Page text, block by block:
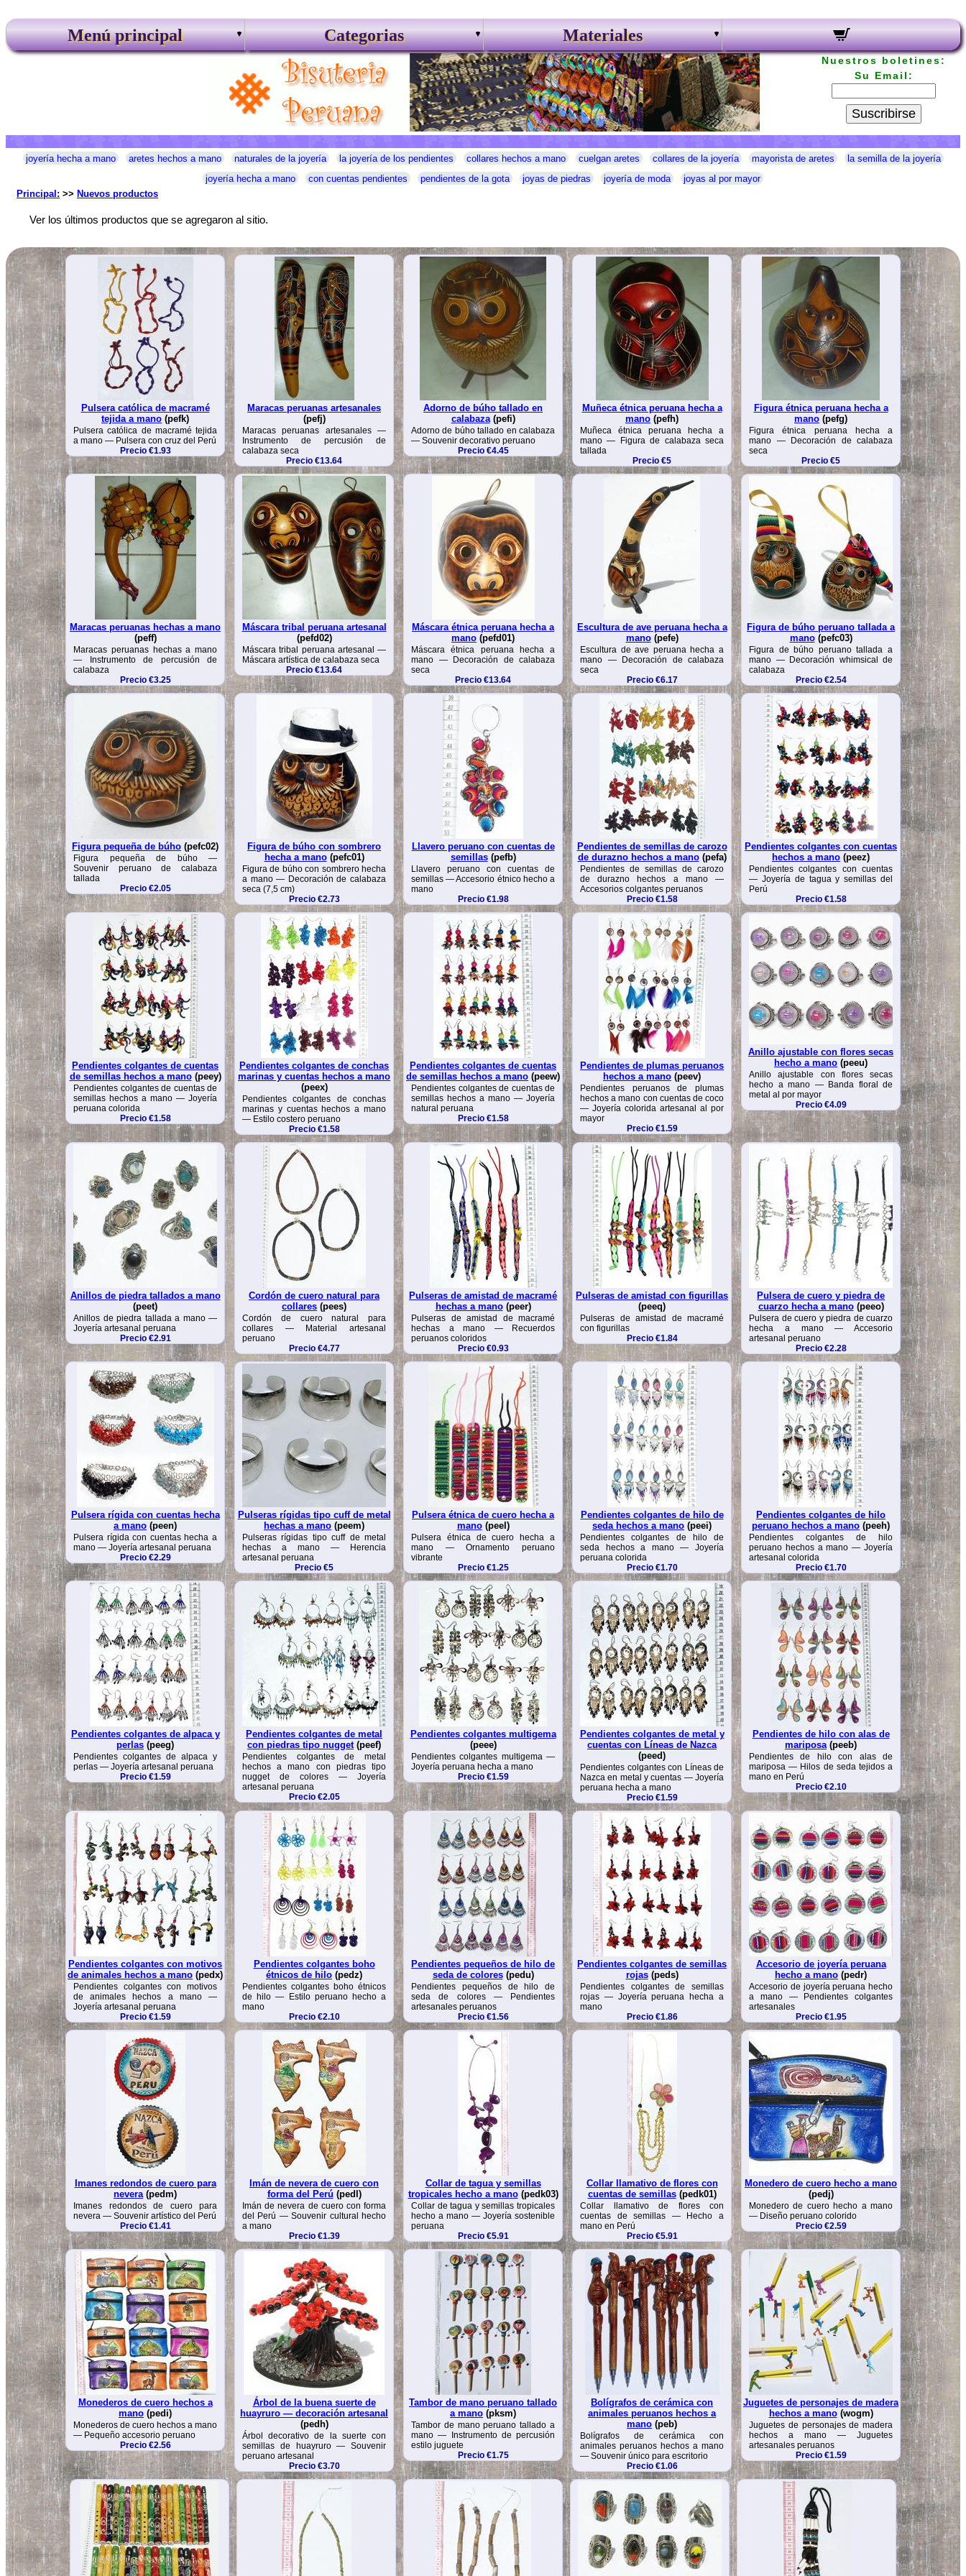
Menú principal Categorias Materiales
Nuestros boletines:
Su Email:
Suscribirse
joyería hecha a mano aretes hechos a mano naturales de la joyería la joyería de los pendientes collares hechos a mano cuelgan aretes collares de la joyería mayorista de aretes
la semilla de la joyería
joyería hecha a mano
con cuentas pendientes pendientes de la gota joyas de piedras joyería de moda
joyas al por mayor
Principal: >> Nuevos productos
Ver los últimos productos que se agregaron al sitio.
Pulsera católica de macramé
tejida a mano (pefk)
Pulsera católica de macramé tejida
a mano — Pulsera con cruz del Perú
Precio €1.93
Maracas peruanas artesanales
(pefj)
Maracas peruanas artesanales —
Instrumento de percusión de
calabaza seca
Precio €13.64
Adorno de búho tallado en
calabaza(pefi)
Adorno de búho tallado en calabaza
— Souvenir decorativo peruano
Precio €4.45
Muñeca étnica peruana hecha a
mano (pefh)
Muñeca étnica peruana hecha a
mano — Figura de calabaza seca
tallada
Precio €5
Figura étnica peruana hecha a
mano (pefg)
Figura étnica peruana hecha a
mano — Decoración de calabaza
seca
Precio €5
Maracas peruanas hechas a mano
(peff)
Maracas peruanas hechas a mano
— Instrumento de percusión de
calabaza
Precio €3.25
Máscara tribal peruana artesanal
(pefd02)
Máscara tribal peruana artesanal —
Máscara artística de calabaza seca
Precio €13.64
Máscara étnica peruana hecha a
mano (pefd01)
Máscara étnica peruana hecha a
mano — Decoración de calabaza
seca
Precio €13.64
Escultura de ave peruana hecha a
mano(pefe)
Escultura de ave peruana hecha a
mano — Decoración de calabaza
seca
Precio €6.17
Figura de búho peruano tallada a
mano(pefc03)
Figura de búho peruano tallada a
mano — Decoración whimsical de
calabaza
Precio €2.54
Figura pequeña de búho (pefc02)
Figura pequeña de búho —
Souvenir peruano de calabaza
tallada
Precio €2.05
Figura de búho con sombrero
hecha a mano(pefc01)
Figura de búho con sombrero hecha
a mano — Decoración de calabaza
seca (7,5 cm)
Precio €2.73
Llavero peruano con cuentas de
semillas(pefb)
Llavero peruano con cuentas de
semillas — Accesorio étnico hecho a
mano
Precio €1.98
Pendientes de semillas de carozo
de durazno hechos a mano(pefa)
Pendientes de semillas de carozo
de durazno hechos a mano —
Accesorios colgantes peruanos
Precio €1.58
Pendientes colgantes con cuentas
hechos a mano (peez)
Pendientes colgantes con cuentas
— Joyería de tagua y semillas del
Perú
Precio €1.58
Pendientes colgantes de cuentas
de semillas hechos a mano(peey)
Pendientes colgantes de cuentas de
semillas hechos a mano — Joyería
peruana colorida
Precio €1.58
Pendientes colgantes de conchas
marinas y cuentas hechos a mano
(peex)
Pendientes colgantes de conchas
marinas y cuentas hechos a mano
— Estilo costero peruano
Precio €1.58
Pendientes colgantes de cuentas
de semillas hechos a mano (peew)
Pendientes colgantes de cuentas de
semillas hechos a mano — Joyería
natural peruana
Precio €1.58
Pendientes de plumas peruanos
hechos a mano (peev)
Pendientes peruanos de plumas
hechos a mano con cuentas de coco
— Joyería colorida artesanal al por
mayor
Precio €1.59
Anillo ajustable con flores secas
hecho a mano (peeu)
Anillo ajustable con flores secas
hecho a mano — Banda floral de
metal al por mayor
Precio €4.09
Anillos de piedra tallados a mano
(peet)
Anillos de piedra tallada a mano —
Joyería artesanal peruana
Precio €2.91
Cordón de cuero natural para
collares (pees)
Cordón de cuero natural para
collares — Material artesanal
peruano
Precio €4.77
Pulseras de amistad de macramé
hechas a mano(peer)
Pulseras de amistad de macramé
hechas a mano — Recuerdos
peruanos coloridos
Precio €0.93
Pulseras de amistad con figurillas
(peeq)
Pulseras de amistad de macramé
con figurillas
Precio €1.84
Pulsera de cuero y piedra de
cuarzo hecha a mano(peeo)
Pulsera de cuero y piedra de cuarzo
hecha a mano — Accesorio
artesanal peruano
Precio €2.28
Pulsera rígida con cuentas hecha
a mano (peen)
Pulsera rígida con cuentas hecha a
mano — Joyería artesanal peruana
Precio €2.29
Pulseras rígidas tipo cuff de metal
hechas a mano (peem)
Pulseras rígidas tipo cuff de metal
hechas a mano — Herencia
artesanal peruana
Precio €5
Pulsera étnica de cuero hecha a
mano(peel)
Pulsera étnica de cuero hecha a
mano — Ornamento peruano
vibrante
Precio €1.25
Pendientes colgantes de hilo de
seda hechos a mano (peei)
Pendientes colgantes de hilo de
seda hechos a mano — Joyería
peruana colorida
Precio €1.70
Pendientes colgantes de hilo
peruano hechos a mano (peeh)
Pendientes colgantes de hilo
peruano hechos a mano — Joyería
artesanal colorida
Precio €1.70
Pendientes colgantes de alpaca y
perlas (peeg)
Pendientes colgantes de alpaca y
perlas — Joyería artesanal peruana
Precio €1.59
Pendientes colgantes de metal
con piedras tipo nugget(peef)
Pendientes colgantes de metal
hechos a mano con piedras tipo
nugget de colores — Joyería
artesanal peruana
Precio €2.05
Pendientes colgantes multigema
(peee)
Pendientes colgantes multigema —
Joyería peruana hecha a mano
Precio €1.59
Pendientes colgantes de metal y
cuentas con Líneas de Nazca
(peed)
Pendientes colgantes con Líneas de
Nazca en metal y cuentas — Joyería
peruana hecha a mano
Precio €1.59
Pendientes de hilo con alas de
mariposa(peeb)
Pendientes de hilo con alas de
mariposa — Hilos de seda tejidos a
mano en Perú
Precio €2.10
Pendientes colgantes con motivos
de animales hechos a mano (pedx)
Pendientes colgantes con motivos
de animales hechos a mano —
Joyería artesanal peruana
Precio €1.59
Pendientes colgantes boho
étnicos de hilo (pedz)
Pendientes colgantes boho étnicos
de hilo — Estilo peruano hecho a
mano
Precio €2.10
Pendientes pequeños de hilo de
seda de colores(pedu)
Pendientes pequeños de hilo de
seda de colores — Pendientes
artesanales peruanos
Precio €1.56
Pendientes colgantes de semillas
rojas(peds)
Pendientes colgantes de semillas
rojas — Joyería peruana hecha a
mano
Precio €1.86
Accesorio de joyería peruana
hecho a mano (pedr)
Accesorio de joyería peruana hecho
a mano — Pendientes colgantes
artesanales
Precio €1.95
Imanes redondos de cuero para
nevera(pedm)
Imanes redondos de cuero para
nevera — Souvenir artístico del Perú
Precio €1.41
Imán de nevera de cuero con
forma del Perú (pedl)
Imán de nevera de cuero con forma
del Perú — Souvenir cultural hecho
a mano
Precio €1.39
Collar de tagua y semillas
tropicales hecho a mano(pedk03)
Collar de tagua y semillas tropicales
hecho a mano — Joyería sostenible
peruana
Precio €5.91
Collar llamativo de flores con
cuentas de semillas(pedk01)
Collar llamativo de flores con
cuentas de semillas — Hecho a
mano en Perú
Precio €5.91
Monedero de cuero hecho a mano
(pedj)
Monedero de cuero hecho a mano
— Diseño peruano colorido
Precio €2.59
Monederos de cuero hechos a
mano (pedi)
Monederos de cuero hechos a mano
— Pequeño accesorio peruano
Precio €2.56
Árbol de la buena suerte de
huayruro — decoración artesanal
(pedh)
Árbol decorativo de la suerte con
semillas de huayruro — Souvenir
peruano artesanal
Precio €3.70
Tambor de mano peruano tallado
a mano (pksm)
Tambor de mano peruano tallado a
mano — Instrumento de percusión
estilo juguete
Precio €1.75
Bolígrafos de cerámica con
animales peruanos hechos a
mano (peb)
Bolígrafos de cerámica con
animales peruanos hechos a mano
— Souvenir único para escritorio
Precio €1.06
Juguetes de personajes de madera
hechos a mano(wogm)
Juguetes de personajes de madera
hechos a mano — Juguetes
artesanales peruanos
Precio €1.59